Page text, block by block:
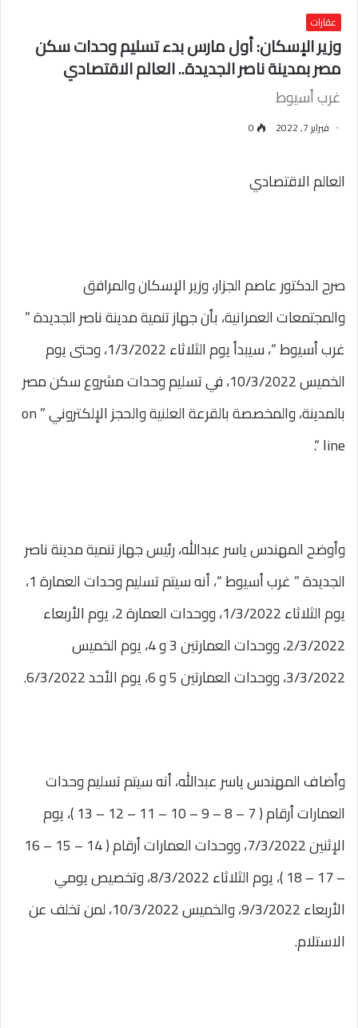
عقارات
وزير الإسكان: أول مارس بدء تسليم وحدات سكن
مصر بمدينة ناصر الجديدة.. العالم الاقتصادي
غرب أسيوط
فبراير 7, 2022 0
العالم الاقتصادي
صرح الدكتور عاصم الجزار، وزير الإسكان والمرافق
والمجتمعات العمرانية، بأن جهاز تنمية مدينة ناصر الجديدة ”
غرب أسيوط “، سيبدأ يوم الثلاثاء 1/3/2022، وحتى يوم
الخميس 10/3/2022، في تسليم وحدات مشروع سكن مصر
بالمدينة، والمخصصة بالقرعة العلنية والحجز الإلكتروني ” on
line “.
وأوضح المهندس ياسر عبدالله، رئيس جهاز تنمية مدينة ناصر
الجديدة ” غرب أسيوط “، أنه سيتم تسليم وحدات العمارة 1،
يوم الثلاثاء 1/3/2022، ووحدات العمارة 2، يوم الأربعاء
2/3/2022، ووحدات العمارتين 3 و 4، يوم الخميس
3/3/2022، ووحدات العمارتين 5 و 6، يوم الأحد 6/3/2022.
وأضاف المهندس ياسر عبدالله، أنه سيتم تسليم وحدات
العمارات أرقام ( 7 – 8 – 9 – 10 – 11 – 12 – 13 )، يوم
الإثنين 7/3/2022، ووحدات العمارات أرقام ( 14 – 15 – 16
– 17 – 18 )، يوم الثلاثاء 8/3/2022، وتخصيص يومي
الأربعاء 9/3/2022، والخميس 10/3/2022، لمن تخلف عن
الاستلام.